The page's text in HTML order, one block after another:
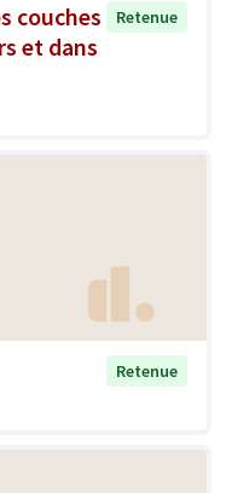
couches
et dans
Retenue
Retenue